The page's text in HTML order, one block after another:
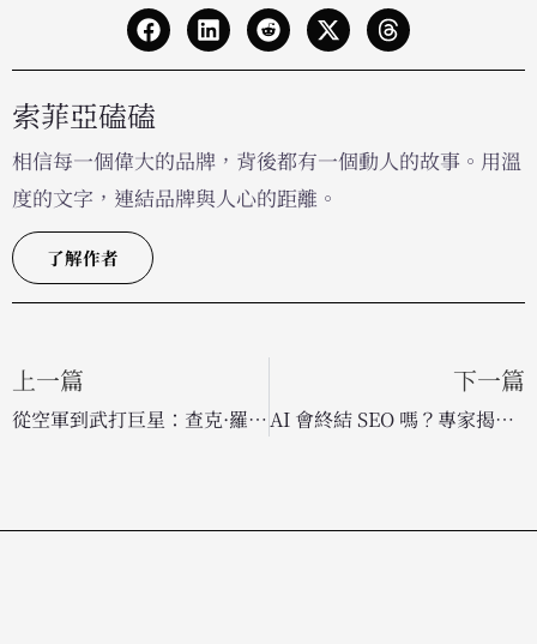
索菲亞磕磕
相信每一個偉大的品牌，背後都有一個動人的故事。用溫
度的文字，連結品牌與人心的距離。
了解作者
上一篇
從空軍到武打巨星：查克·羅禮士如何打造風靡全球的「美式硬漢」個人品牌？
下一篇
AI 會終結 SEO 嗎？專家揭示人類在人工智慧搜尋時代的不可替代性